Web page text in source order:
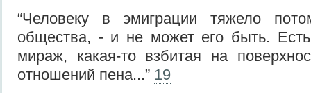
“Человеку в эмиграции тяжело
общества, - и не может его быть. Есть
мираж, какая-то взбитая на
отношений пена...” 19